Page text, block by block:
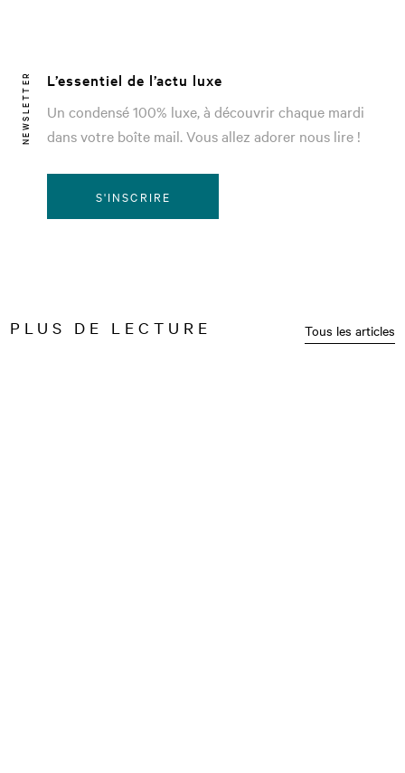
NEWSLETTER
L’essentiel de l’actu luxe
Un condensé 100% luxe, à découvrir chaque mardi
dans votre boîte mail. Vous allez adorer nous lire !
S'INSCRIRE
PLUS DE LECTURE Tous les articles